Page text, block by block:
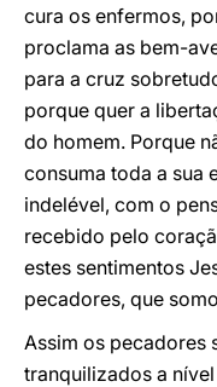
cura os enfermos,
proclama as bem-
para a cruz
porque quer a
do homem. Porque
consuma toda a sua
indelével, com o
recebido pelo
estes sentimentos
pecadores, que
Assim os pecadores
tranquilizados a